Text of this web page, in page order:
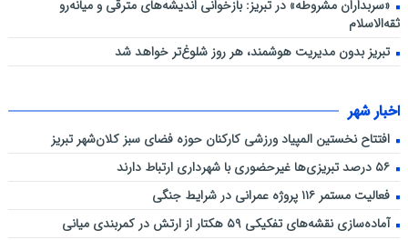
«سربداران مشروطه» در تبریز: بازخوانی اندیشه‌های مترقی و میانه‌رو
ثقه‌الاسلام
تبریز بدون مدیریت هوشمند، هر روز شلوغ‌تر خواهد شد
اخبار شهر
افتتاح نخستین المپیاد ورزشی کارکنان حوزه فضای سبز کلان‌شهر تبریز
۵۶ درصد تبریزی‌ها غیرحضوری با شهرداری ارتباط دارند
فعالیت مستمر ۱۱۶ پروژه عمرانی در شرایط جنگی
آماده‌سازی نقشه‌های تفکیکی ۵۹ هکتار از ارتش در کمربندی میانی